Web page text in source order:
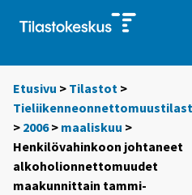
Etusivu > Tilastot >
> 2006> maaliskuu >
Henkilövahinkoon johtaneet
alkoholionnettomuudet
maakunnittain tammi-